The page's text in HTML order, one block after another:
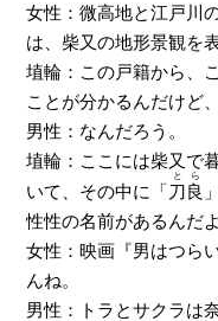
女性：微高地と江戸川
は、柴又の地形景観を
埴輪：この戸籍から、
ことが分かるんだけど
男性：なんだろう。
埴輪：ここには柴又で
いて、その中に「刀良
とら
性性の名前があるんだよ
女性：映画『男はつら
んね。
男性：トラとサクラは